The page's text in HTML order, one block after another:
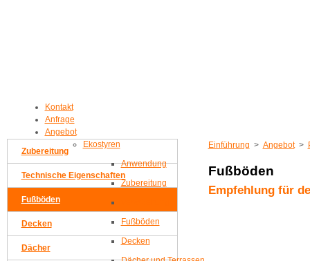
Kontakt
Anfrage
Angebot
Ekostyren
Anwendung
Zubereitung
Fußböden
Decken
Einführung > Angebot>
Fußböden
Empfehlung für
Zubereitung
Technische Eigenschaften
Fußböden
Decken
Dächer